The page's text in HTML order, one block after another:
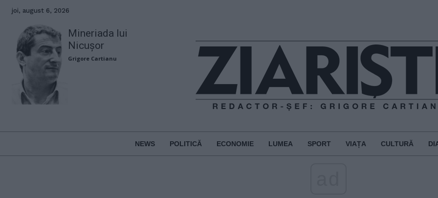
joi, august 6, 2026
Mineriada lui
Nicușor
Grigore Cartianu
NEWS POLITICĂ ECONOMIE LUMEA SPORT VIAȚA CULTURĂ